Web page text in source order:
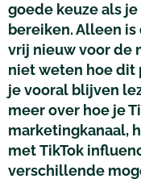
goede keuze als
bereiken. Alleen
vrij nieuw voor de
niet weten hoe dit
je vooral blijven
meer over hoe je
marketingkanaal,
metTikTok
verschillende